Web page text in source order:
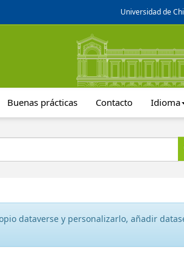
Universidad de
Buenas prácticas Contacto Idioma
dataverse y personalizarlo, añadir